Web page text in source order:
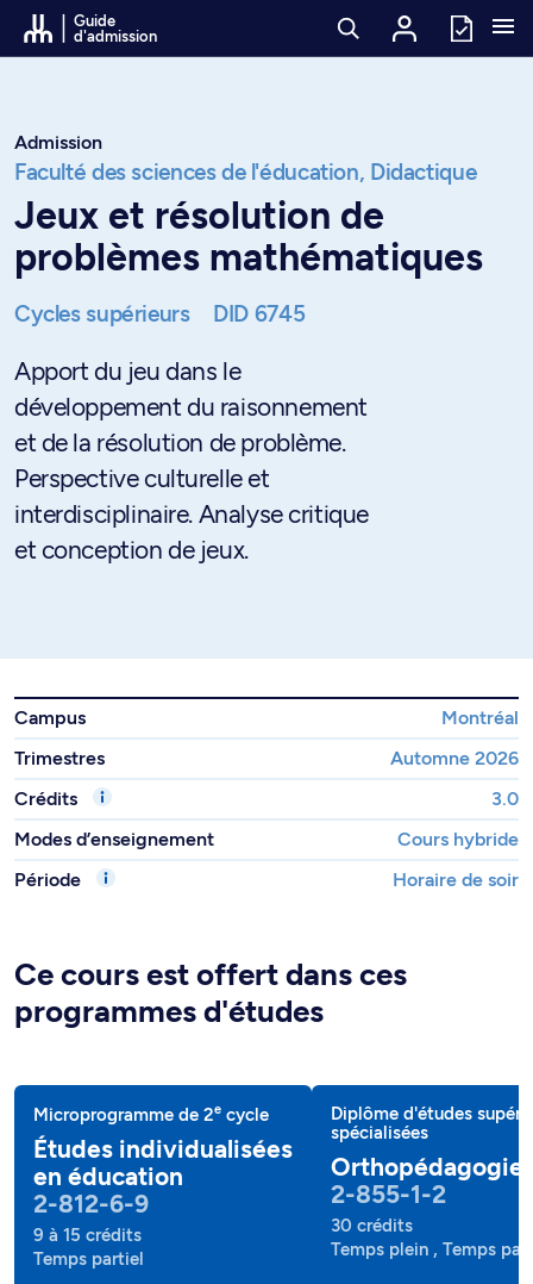
Passer au contenu
Guide
d'admission
Admission
Faculté des sciences de l'éducation, Didactique
Jeux et résolution de
problèmes mathématiques
Cycles supérieurs DID 6745
Apport du jeu dans le
développement du raisonnement
et de la résolution de problème.
Perspective culturelle et
interdisciplinaire. Analyse critique
et conception de jeux.
Campus
Montréal
Trimestres
Automne 2026
Crédits
3.0
Modes d’enseignement
Cours hybride
Période
Horaire de soir
Ce cours est offert dans ces
programmes d'études
Microprogramme de 2e cycle
Études individualisées
en éducation
2-812-6-9
9 à 15 crédits
Temps partiel
Diplôme d'études
spécialisées
Orthopédagogie
2-855-1-2
30 crédits
Temps plein , Temps